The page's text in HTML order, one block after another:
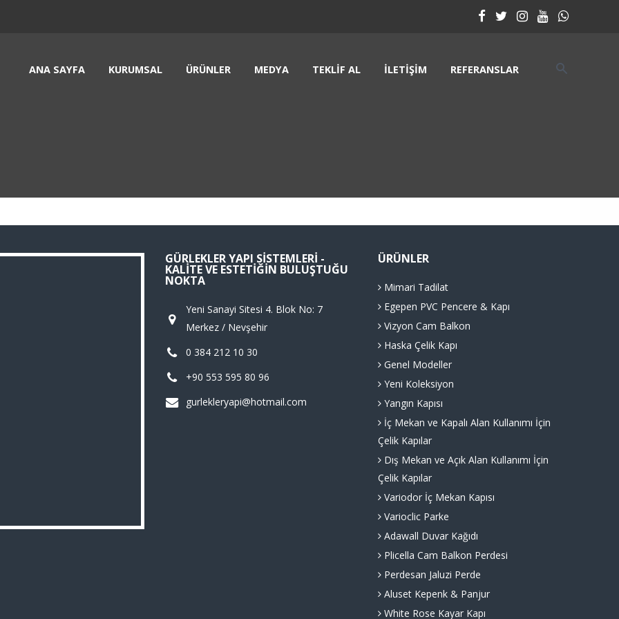
ANA SAYFA KURUMSAL ÜRÜNLER MEDYA TEKLIF AL İLETIŞIM REFERANSLAR
GÜRLEKLER YAPI SISTEMLERI -
KALITE VE ESTETIĞIN BULUŞTUĞU
NOKTA
Yeni Sanayi Sitesi 4. Blok No: 7
Merkez / Nevşehir
0 384 212 10 30
+90 553 595 80 96
gurlekleryapi@hotmail.com
ÜRÜNLER
Mimari Tadilat
Egepen PVC Pencere & Kapı
Vizyon Cam Balkon
Haska Çelik Kapı
Genel Modeller
Yeni Koleksiyon
Yangın Kapısı
İç Mekan ve Kapalı Alan Kullanımı İçin
Çelik Kapılar
Dış Mekan ve Açık Alan Kullanımı İçin
Çelik Kapılar
Variodor İç Mekan Kapısı
Varioclic Parke
Adawall Duvar Kağıdı
Plicella Cam Balkon Perdesi
Perdesan Jaluzi Perde
Aluset Kepenk & Panjur
White Rose Kayar Kapı